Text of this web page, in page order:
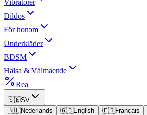
Vibratorer
Dildos
För honom
Underkläder
BDSM
Hälsa & Välmående
Rea
🇸🇪SV
🇳🇱Nederlands 🇬🇧English 🇫🇷Français